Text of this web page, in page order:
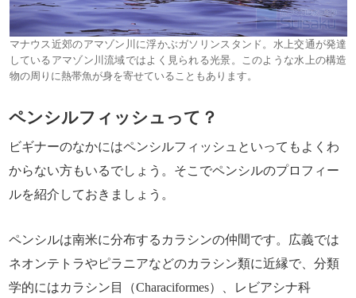
マナウス近郊のアマゾン川に浮かぶガソリンスタンド。水上交通が発達
しているアマゾン川流域ではよく見られる光景。このような水上の構造
物の周りに熱帯魚が身を寄せていることもあります。
ペンシルフィッシュって？
ビギナーのなかにはペンシルフィッシュといってもよくわ
からない方もいるでしょう。そこでペンシルのプロフィー
ルを紹介しておきましょう。
ペンシルは南米に分布するカラシンの仲間です。広義では
ネオンテトラやピラニアなどのカラシン類に近縁で、分類
学的にはカラシン目（Characiformes）、レビアシナ科